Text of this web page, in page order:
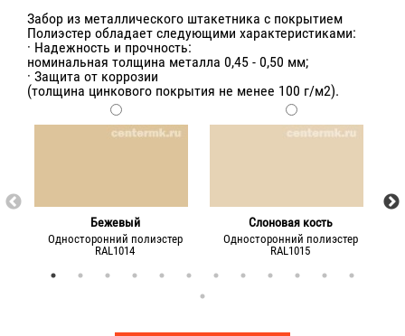
Забор из металлического штакетника с покрытием
Полиэстер обладает следующими характеристиками:
· Надежность и прочность:
номинальная толщина металла 0,45 - 0,50 мм;
· Защита от коррозии
(толщина цинкового покрытия не менее 100 г/м2).
Бежевый
Односторонний полиэстер
RAL1014
Слоновая кость
Односторонний полиэстер
RAL1015